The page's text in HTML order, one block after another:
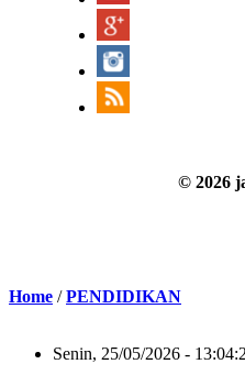
© 2026
Home /PENDIDIKAN
Senin, 25/05/2026 -